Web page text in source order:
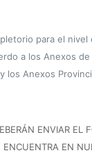
para el nivel
a los Anexos
los Anexos
ENVIAR EL
ENCUENTRA EN